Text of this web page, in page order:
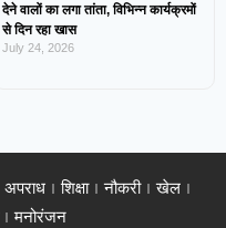
देने वालों का लगा तांता, विभिन्न कार्यक्रमों
से दिन रहा खास
July 24, 2026
अपराध शिक्षा नौकरी
खेल
मनोरंजन